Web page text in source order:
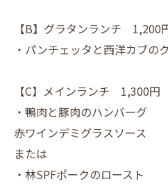
【B】グラタンランチ 1,200
・パンチェッタと西洋カブの
【C】メインランチ 1,300円
・鴨肉と豚肉のハンバーグ
赤ワインデミグラスソース
または
・林SPFポークのロースト